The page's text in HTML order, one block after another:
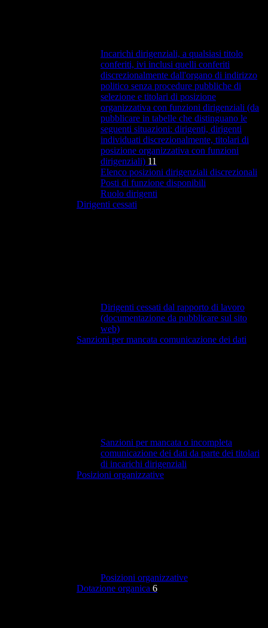
Incarichi dirigenziali, a qualsiasi titolo
conferiti, ivi inclusi quelli conferiti
discrezionalmente dall'organo di indirizzo
politico senza procedure pubbliche di
selezione e titolari di posizione
organizzativa con funzioni dirigenziali (da
pubblicare in tabelle che distinguano le
seguenti situazioni: dirigenti, dirigenti
individuati discrezionalmente, titolari di
posizione organizzativa con funzioni
dirigenziali) 11
Elenco posizioni dirigenziali discrezionali
Posti di funzione disponibili
Ruolo dirigenti
Dirigenti cessati
Dirigenti cessati dal rapporto di lavoro
(documentazione da pubblicare sul sito
web)
Sanzioni per mancata comunicazione dei dati
Sanzioni per mancata o incompleta
comunicazione dei dati da parte dei titolari
di incarichi dirigenziali
Posizioni organizzative
Posizioni organizzative
Dotazione organica 6